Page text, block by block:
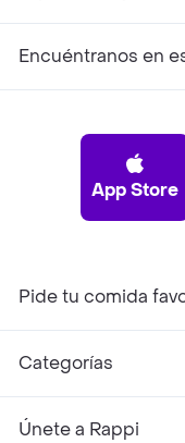
Encuéntranos en
App Store
Pide tu comida
Categorías
Únete a Rappi